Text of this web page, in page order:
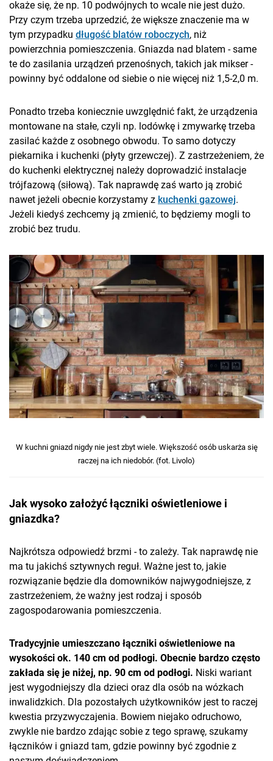
okaże się, że np. 10 podwójnych to wcale nie jest dużo.
Przy czym trzeba uprzedzić, że większe znaczenie ma w
tym przypadku długość blatów roboczych, niż
powierzchnia pomieszczenia. Gniazda nad blatem - same
te do zasilania urządzeń przenośnych, takich jak mikser -
powinny być oddalone od siebie o nie więcej niż 1,5-2,0 m.
Ponadto trzeba koniecznie uwzględnić fakt, że urządzenia
montowane na stałe, czyli np. lodówkę i zmywarkę trzeba
zasilać każde z osobnego obwodu. To samo dotyczy
piekarnika i kuchenki (płyty grzewczej). Z zastrzeżeniem, że
do kuchenki elektrycznej należy doprowadzić instalacje
trójfazową (siłową). Tak naprawdę zaś warto ją zrobić
nawet jeżeli obecnie korzystamy z kuchenki gazowej.
Jeżeli kiedyś zechcemy ją zmienić, to będziemy mogli to
zrobić bez trudu.
W kuchni gniazd nigdy nie jest zbyt wiele. Większość osób uskarża się
raczej na ich niedobór. (fot. Livolo)
Jak wysoko założyć łączniki oświetleniowe i
gniazdka?
Najkrótsza odpowiedź brzmi - to zależy. Tak naprawdę nie
ma tu jakichś sztywnych reguł. Ważne jest to, jakie
rozwiązanie będzie dla domowników najwygodniejsze, z
zastrzeżeniem, że ważny jest rodzaj i sposób
zagospodarowania pomieszczenia.
Tradycyjnie umieszczano łączniki oświetleniowe na
wysokości ok. 140 cm od podłogi. Obecnie bardzo często
zakłada się je niżej, np. 90 cm od podłogi. Niski wariant
jest wygodniejszy dla dzieci oraz dla osób na wózkach
inwalidzkich. Dla pozostałych użytkowników jest to raczej
kwestia przyzwyczajenia. Bowiem niejako odruchowo,
zwykle nie bardzo zdając sobie z tego sprawę, szukamy
łączników i gniazd tam, gdzie powinny być zgodnie z